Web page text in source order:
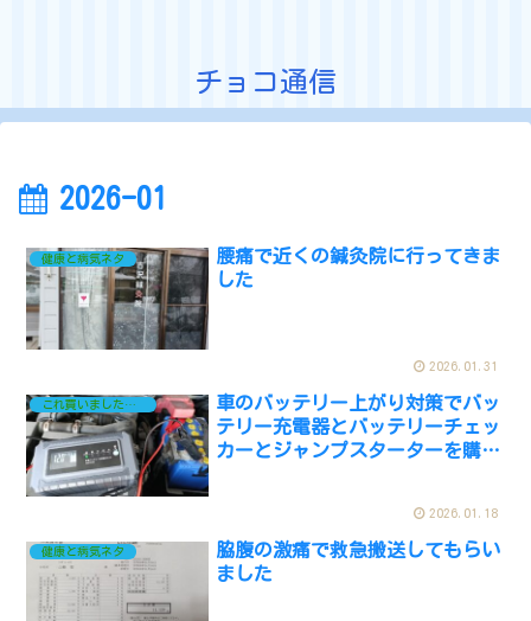
チョコ通信
2026-01
健康と病気ネタ
腰痛で近くの鍼灸院に行ってきま
した
2026.01.31
これ買いましたネタ
車のバッテリー上がり対策でバッ
テリー充電器とバッテリーチェッ
カーとジャンプスターターを購入
2026.01.18
健康と病気ネタ
脇腹の激痛で救急搬送してもらい
ました